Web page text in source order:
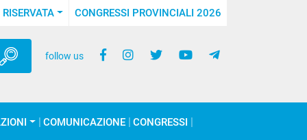
CONGRESSI PROVINCIALI 2026
follow us
COMUNICAZIONE CONGRESSI